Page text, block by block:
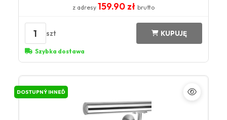
z adresy 159.90 zł brutto
1 szt KUPUJĘ
Szybka dostawa
DOSTUPNÝ IHNEĎ